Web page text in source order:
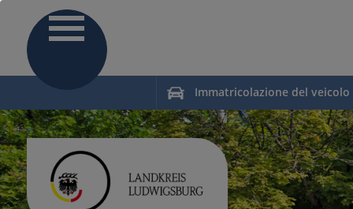
Immatricolazione del veicolo